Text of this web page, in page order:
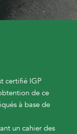
certifié IGP
de ce
à base de
un cahier des